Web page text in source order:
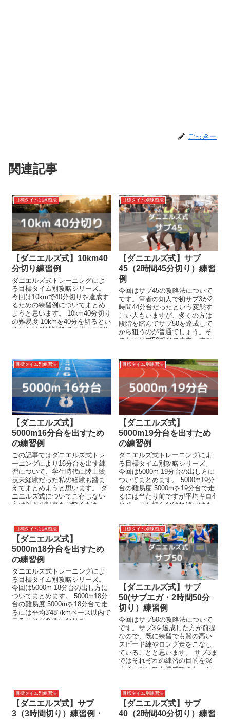
ごっきー
関連記事
目標タイム別練習法
【ダニエルズ式】10km40
分切り練習例
ダニエルズ式トレーニングによ
る目標タイム別攻略シリーズ。
今回は10kmで40分切りを達成す
るための練習例についてまとめ
ようと思います。 10km40分切り
の難易度 10kmを40分を切るとい
うことは単純計算で平均キロ4分
目標タイム別練習法
【ダニエルズ式】サブ
45（2時間45分切り）練習
例
今回はサブ45の攻略法について
です。筆者の知人で初サブ3が2
時間44分台だったという変態す
ごい人もいますが、多くの方は
段階を踏んでサブ50を達成して
から狙うのが普通でしょう。そ
のためサブ50相当の走力、すな
目標タイム別練習法
【ダニエルズ式】
5000m16分台を出すため
の練習例
この記事ではダニエルズ式トレ
ーニングにより16分台を出す練
習について、学生時代に陸上競
技未経験だった私の経験も踏ま
えてまとめようと思います。 ダ
ニエルズ式についてご存じない
方は以下の記事もご覧くださ
目標タイム別練習法
【ダニエルズ式】
5000m19分台を出すため
の練習例
ダニエルズ式トレーニングによ
る目標タイム別攻略シリーズ。
今回は5000m 19分台の出し方に
ついてまとめます。 5000m19分
台の難易度 5000mを19分台で走
るには当たり前ですが平均キロ4
分ペースを切らなければいけま
目標タイム別練習法
【ダニエルズ式】
5000m18分台を出すため
の練習例
ダニエルズ式トレーニングによ
る目標タイム別攻略シリーズ。
今回は5000m 18分台の出し方に
ついてまとめます。 5000m18分
台の難易度 5000mを18分台で走
るには平均3'48"/kmペース以内で
走ることが必要になりま...
目標タイム別練習法
【ダニエルズ式】サブ
50(サブエガ・2時間50分
切り）練習例
今回はサブ50の攻略法について
です。サブ3を達成した方が前提
なので、既に練習でも質の高い
スピード練やロング走をこなし
ていることと思います。 サブ3ま
ではそれぞれの練習の目的を深
く考えないでも達成できた、と
目標タイム別練習法
【ダニエルズ式】サブ
3（3時間切り）練習例・
目標タイム別練習法
【ダニエルズ式】サブ
40（2時間40分切り）練習